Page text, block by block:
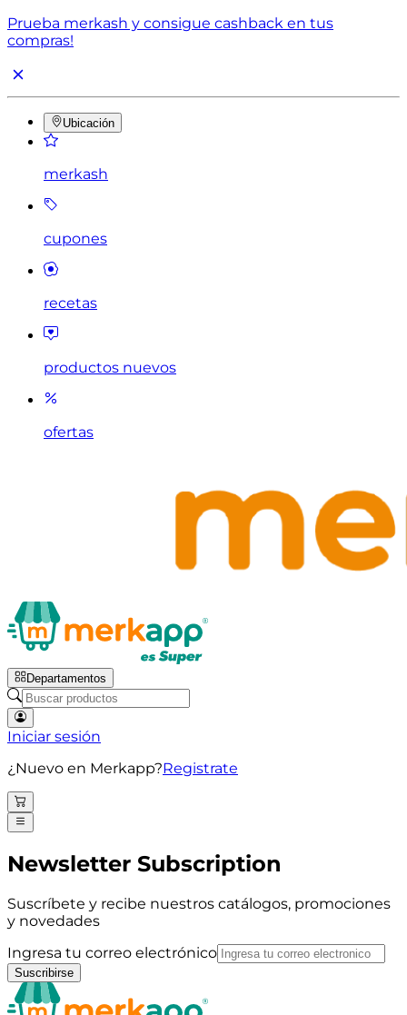
Prueba merkash y consigue cashback en tus
compras!
Ubicación
merkash
cupones
recetas
productos nuevos
ofertas
Departamentos
Iniciar sesión
¿Nuevo en Merkapp?Registrate
Newsletter Subscription
Suscríbete y recibe nuestros catálogos, promociones
y novedades
Ingresa tu correo electrónico
Suscribirse